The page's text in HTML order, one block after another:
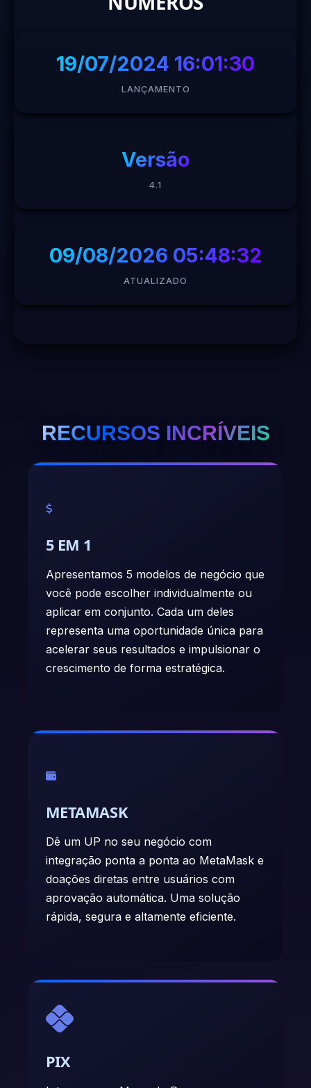
19/07/2024 16:01:30
LANÇAMENTO
Versão
4.1
09/08/2026 05:48:32
ATUALIZADO
RECURSOS INCRÍVEIS
5 EM 1
Apresentamos 5 modelos de negócio que
você pode escolher individualmente ou
aplicar em conjunto. Cada um deles
representa uma oportunidade única para
acelerar seus resultados e impulsionar o
crescimento de forma estratégica.
METAMASK
Dê um UP no seu negócio com
integração ponta a ponta ao MetaMask e
doações diretas entre usuários com
aprovação automática. Uma solução
rápida, segura e altamente eficiente.
PIX